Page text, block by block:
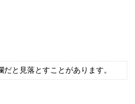
と見落とすことがあります。